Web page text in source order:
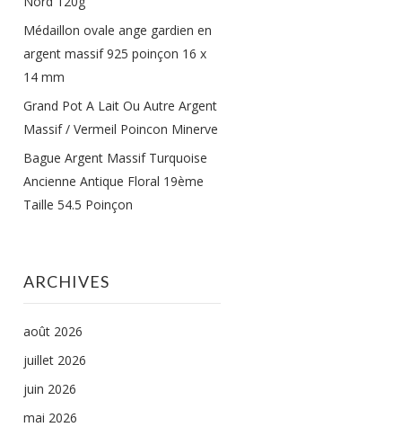
Médaillon ovale ange gardien en
argent massif 925 poinçon 16 x
14 mm
Grand Pot A Lait Ou Autre Argent
Massif / Vermeil Poincon Minerve
Bague Argent Massif Turquoise
Ancienne Antique Floral 19ème
Taille 54.5 Poinçon
ARCHIVES
août 2026
juillet 2026
juin 2026
mai 2026